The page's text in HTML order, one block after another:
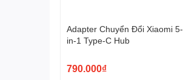
lịch.
Adapter Chuyển Đổi Xiaomi 5-
in-1 Type-C Hub
790.000₫